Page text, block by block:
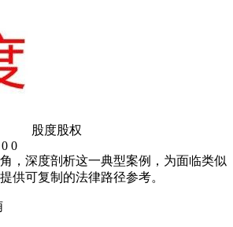
股度股权
0 0
，深度剖析这一典型案例，为面临类似
供可复制的法律路径参考。